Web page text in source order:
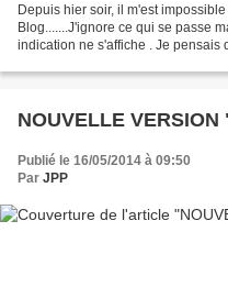
Depuis hier soir, il m'est
Blog.......J'ignore ce qui se passe
indication ne s'affiche . Je pensais
NOUVELLE
Publié le 16/05/2014 à 09:50
Par JPP